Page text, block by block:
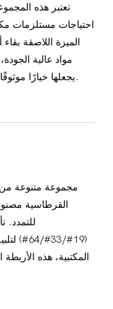
تعتبر هذه
الميزة اللاصقة
مواد عالية
يجعلها خيارًا موثوقًا لجميع احتياجات تغليف القرطاسية الخاصة بك.
مجموعة متنوعة من
القرطاسية
للتمدد.
(19#/
المكتبية، هذه